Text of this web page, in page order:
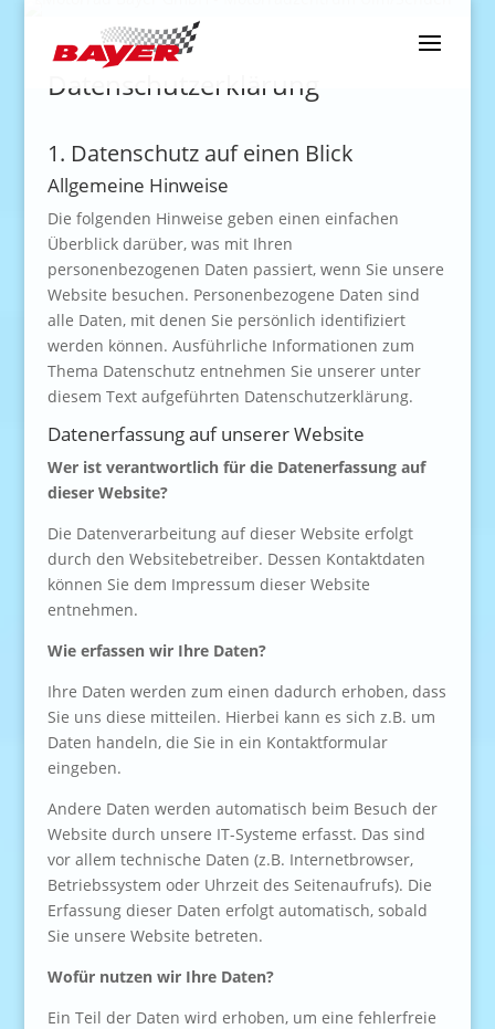
Datenschutzerklärung
1. Datenschutz auf einen Blick
Allgemeine Hinweise
Die folgenden Hinweise geben einen einfachen
Überblick darüber, was mit Ihren
personenbezogenen Daten passiert, wenn Sie unsere
Website besuchen. Personenbezogene Daten sind
alle Daten, mit denen Sie persönlich identifiziert
werden können. Ausführliche Informationen zum
Thema Datenschutz entnehmen Sie unserer unter
diesem Text aufgeführten Datenschutzerklärung.
Datenerfassung auf unserer Website
Wer ist verantwortlich für die Datenerfassung auf
dieser Website?
Die Datenverarbeitung auf dieser Website erfolgt
durch den Websitebetreiber. Dessen Kontaktdaten
können Sie dem Impressum dieser Website
entnehmen.
Wie erfassen wir Ihre Daten?
Ihre Daten werden zum einen dadurch erhoben, dass
Sie uns diese mitteilen. Hierbei kann es sich z.B. um
Daten handeln, die Sie in ein Kontaktformular
eingeben.
Andere Daten werden automatisch beim Besuch der
Website durch unsere IT-Systeme erfasst. Das sind
vor allem technische Daten (z.B. Internetbrowser,
Betriebssystem oder Uhrzeit des Seitenaufrufs). Die
Erfassung dieser Daten erfolgt automatisch, sobald
Sie unsere Website betreten.
Wofür nutzen wir Ihre Daten?
Ein Teil der Daten wird erhoben, um eine fehlerfreie